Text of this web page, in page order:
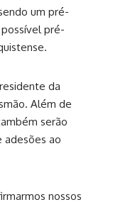
um pré-
pré-
da
Além de
serão
adesões ao
nossos